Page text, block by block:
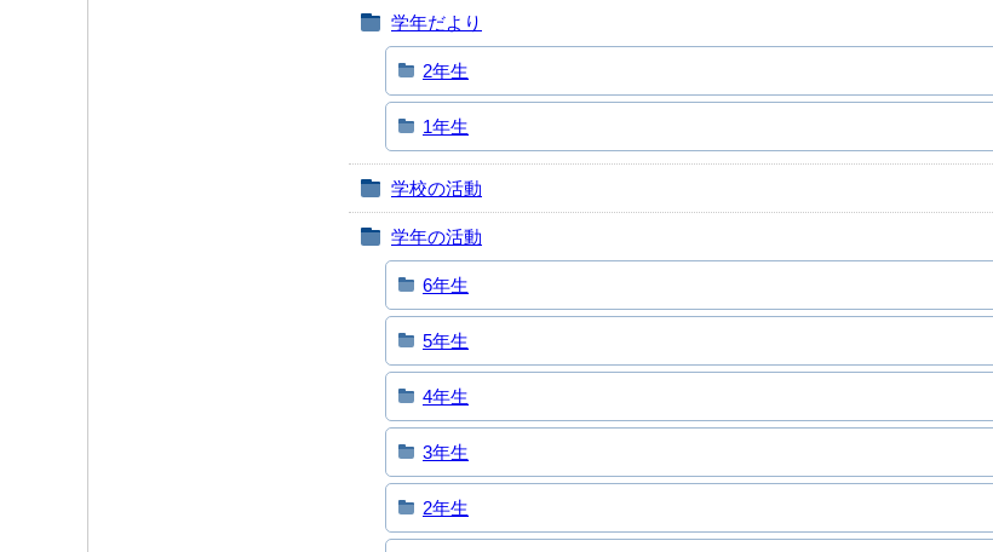
学年だより
2年生
1年生
学校の活動
学年の活動
6年生
5年生
4年生
3年生
2年生